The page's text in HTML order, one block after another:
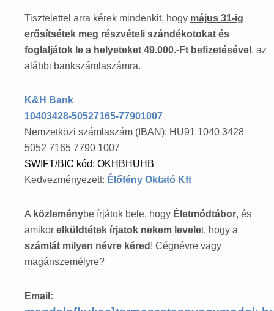
Tisztelettel arra kérek mindenkit, hogy május 31-ig
erősítsétek meg részvételi szándékotokat és
foglaljátok le a helyeteket 49.000.-Ft befizetésével , az
alábbi bankszámlaszámra.
K&H Bank
10403428-50527165-77901007
Nemzetközi számlaszám (IBAN): HU91 1040 3428
5052 7165 7790 1007
SWIFT/BIC kód: OKHBHUHB
Kedvezményezett: Élőfény Oktató Kft
A közleménybe írjátok bele, hogy Életmódtábor, és
amikor elküldtétek írjatok nekem levelet, hogy a
számlát milyen névre kéred ! Cégnévre vagy
magánszemélyre?
Email: